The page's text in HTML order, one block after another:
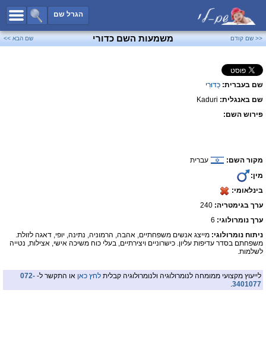
הגרל שם
כל השמות
שמות לבנים
פייסבוק
<< שם קודם משמעות השם כדורי שם הבא >>
שם בעברית: כַּדּוּרִי
שם באנגלית: Kaduri
פירוש השם:
מקור השם:
עברית
מין:
בינלאומי:
ערך בגימטריה:
ערך נומרולוגי: 6
ניתוח נומרולוגי: מייצג אנשים משפחתיים, אהבה, הרמוניה, נתינה, יופי, דאגה לזולת.
משפחתם בסדר עדיפות עליון. כישרוניים ויצירתיים, בעלי כוח משיכה אישי, אצילות, נטייה
לשלמות.
לייעוץ מקצועי ממומחה לנומרולוגיה ולנומרולוגיה קבלית לחץ כאן או התקשר ל- 072-
3401077
.